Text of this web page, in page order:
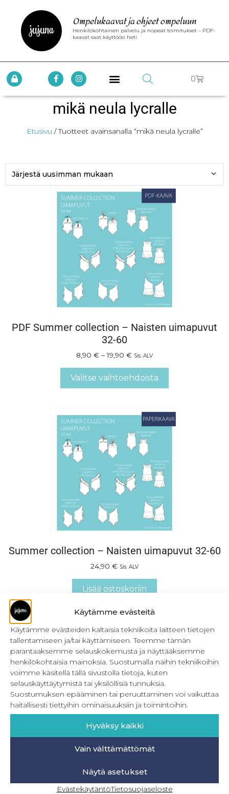
Käytämme evästeitä
Käytämme evästeiden kaltaisia tekniikoita laitteen tietojen
tallentamiseen ja/tai käyttämiseen. Teemme tämän
parantaaksemme selauskokemusta ja näyttääksemme
henkilökohtaisia mainoksia. Suostumalla näihin tekniikoihin
voimme käsitellä tällä sivustolla tietoja, kuten
selauskäyttäytymistä tai yksilöllisiä tunnuksia.
Suostumuksen epääminen tai peruuttaminen voi vaikuttaa
haitallisesti tiettyihin ominaisuuksiin ja toimintoihin.
Hyväksy kaikki
Vain välttämättömät
Näytä asetukset
EvästekäytäntöTietosuojaseloste
Ompelukaavat ja ohjeet ompeluun
Henkilökohtainen palvelu ja nopeat toimitukset – PDF-
kaavat saat käyttöösi heti
0
mikä neula lycralle
Etusivu / Tuotteet avainsanalla “mikä neula lycralle”
PDF Summer collection – Naisten uimapuvut
32-60
8,90 € – 19,90 € Sis. ALV
Valitse vaihtoehdoista
Summer collection – Naisten uimapuvut 32-60
24,90 € Sis. ALV
Lisää ostoskoriin
24,90€